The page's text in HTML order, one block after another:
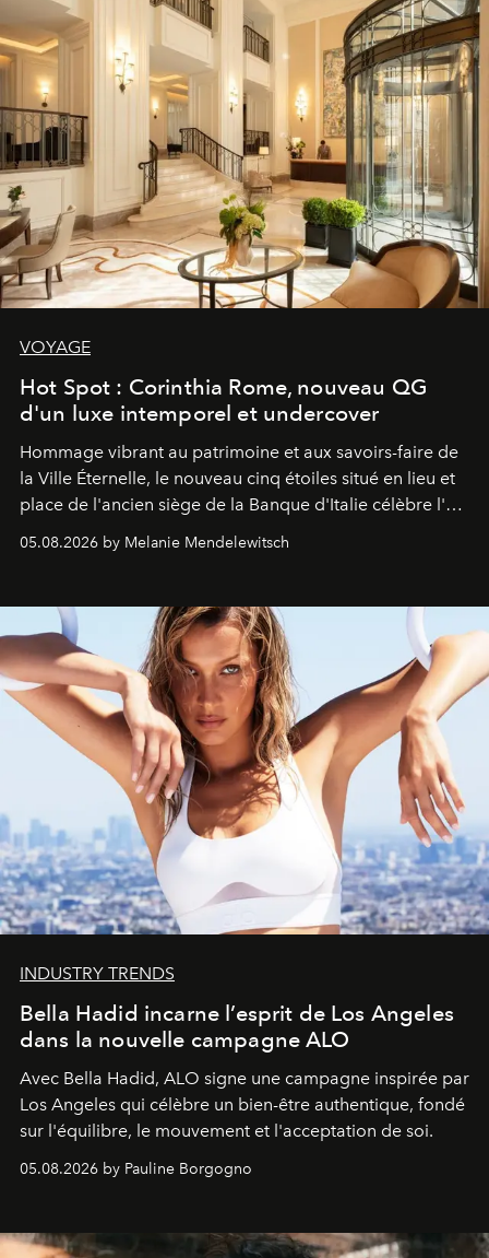
VOYAGE
Hot Spot : Corinthia Rome, nouveau QG
d'un luxe intemporel et undercover
Hommage vibrant au patrimoine et aux savoirs-faire de
la Ville Éternelle, le nouveau cinq étoiles situé en lieu et
place de l'ancien siège de la Banque d'Italie célèbre l'art
de vivre Romain dans toute son élégance intemporelle.
05.08.2026 by Melanie Mendelewitsch
INDUSTRY TRENDS
Bella Hadid incarne l’esprit de Los Angeles
dans la nouvelle campagne ALO
Avec Bella Hadid, ALO signe une campagne inspirée par
Los Angeles qui célèbre un bien-être authentique, fondé
sur l'équilibre, le mouvement et l'acceptation de soi.
05.08.2026 by Pauline Borgogno